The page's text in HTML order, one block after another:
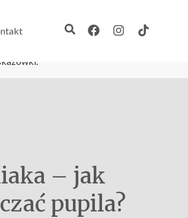
– jak
pupila?